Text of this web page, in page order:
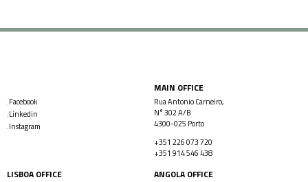
.Facebook
.Linkedin
.Instagram
MAIN OFFICE
Rua Antonio Carneiro,
N° 302 A/B
4300-025 Porto
+351 226 073 720
+351 914 546 438
LISBOA OFFICE ANGOLA OFFICE